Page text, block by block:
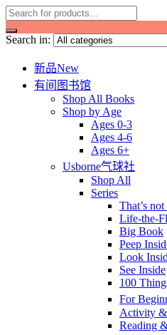
Search in:
新品New
有间图书馆
Shop All Books
Shop by Age
Ages 0-3
Ages 4-6
Ages 6+
Usborne气球社
Shop All
Series
That’s
Life-the-
Big Book
Peep
Look
See Inside
100
For
Activity
Reading